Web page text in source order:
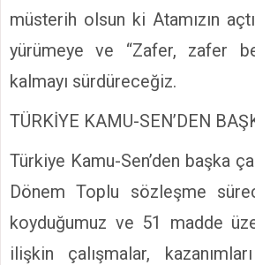
müsterih olsun ki Atamızın
yürümeye ve “Zafer, zafer
kalmayı sürdüreceğiz.
TÜRKİYE KAMU-SEN’DEN
Türkiye Kamu-Sen’den başka
Dönem Toplu sözleşme
koyduğumuz ve 51 madde
ilişkin çalışmalar,